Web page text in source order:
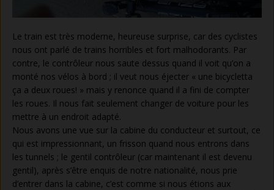
Le train est très moderne, heureuse surprise, car des cyclistes
nous ont parlé de trains horribles et fort malhodorants. Par
contre, le contrôleur nous saute dessus quand il voit qu’on a
monté nos vélos à bord ; il veut nous éjecter « une bicycletta
ça a deux roues! » mais y renonce quand il a fini de compter
les roues. Il nous fait seulement changer de voiture pour les
mettre à un endroit adapté.
Nous avons une vue sur la cabine du conducteur et surtout, ce
qui est impressionnant, un frisson quand nous entrons dans
les tunnels ; le gentil contrôleur (car maintenant il est devenu
gentil), après s’être enquis de notre nationalité, nous prie
d’entrer dans la cabine, c’est comme si nous étions aux